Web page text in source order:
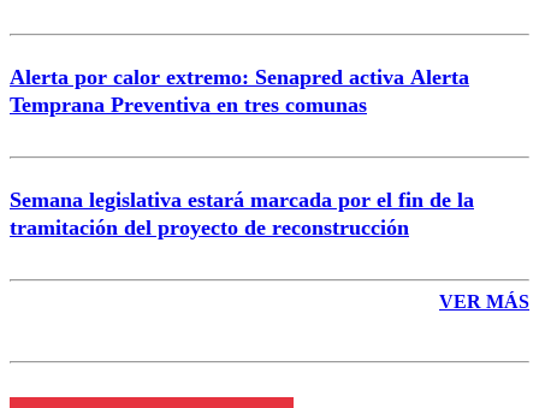
Alerta por calor extremo: Senapred activa Alerta
Temprana Preventiva en tres comunas
Semana legislativa estará marcada por el fin de la
tramitación del proyecto de reconstrucción
VER MÁS